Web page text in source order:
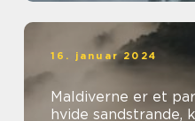
16. januar 2024
Maldiverne er et
hvide sandstrande,